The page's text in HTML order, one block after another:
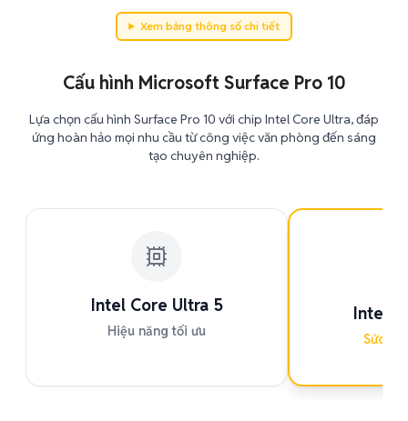
Xem bảng thông số chi tiết
Cấu hình Microsoft Surface Pro 10
Lựa chọn cấu hình Surface Pro 10 với chip Intel Core Ultra, đáp
ứng hoàn hảo mọi nhu cầu từ công việc văn phòng đến sáng
tạo chuyên nghiệp.
Intel Core Ultra 5
Hiệu năng tối ưu
Intel
Sức